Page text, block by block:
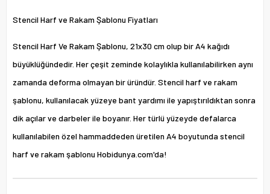
Stencil Harf ve Rakam Şablonu Fiyatları
Stencil Harf Ve Rakam Şablonu, 21x30 cm olup bir A4 kağıdı
büyüklüğündedir. Her çeşit zeminde kolaylıkla kullanılabilirken aynı
zamanda deforma olmayan bir üründür. Stencil harf ve rakam
şablonu, kullanılacak yüzeye bant yardımı ile yapıştırıldıktan sonra
dik açılar ve darbeler ile boyanır. Her türlü yüzeyde defalarca
kullanılabilen özel hammaddeden üretilen A4 boyutunda stencil
harf ve rakam şablonu Hobidunya.com'da!